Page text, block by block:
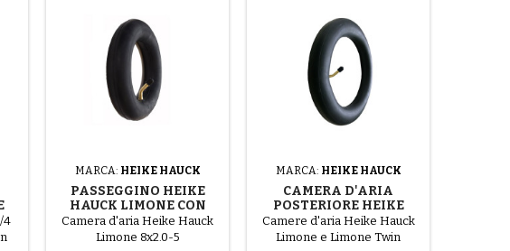
4
MARCA: HEIKE HAUCK
PASSEGGINO HEIKE
HAUCK LIMONE CON
CAMERA D'ARIA
ANTERIORE
Camera d'aria Heike Hauck
Limone 8x2.0-5
MARCA: HEIKE HAUCK
CAMERA D'ARIA
POSTERIORE HEIKE
HAUCK LIMONE E
LIMONE TWIN
Camere d'aria Heike Hauck
Limone e Limone Twin